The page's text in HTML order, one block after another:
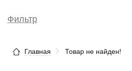
Фильтр
Главная Товар не найден!